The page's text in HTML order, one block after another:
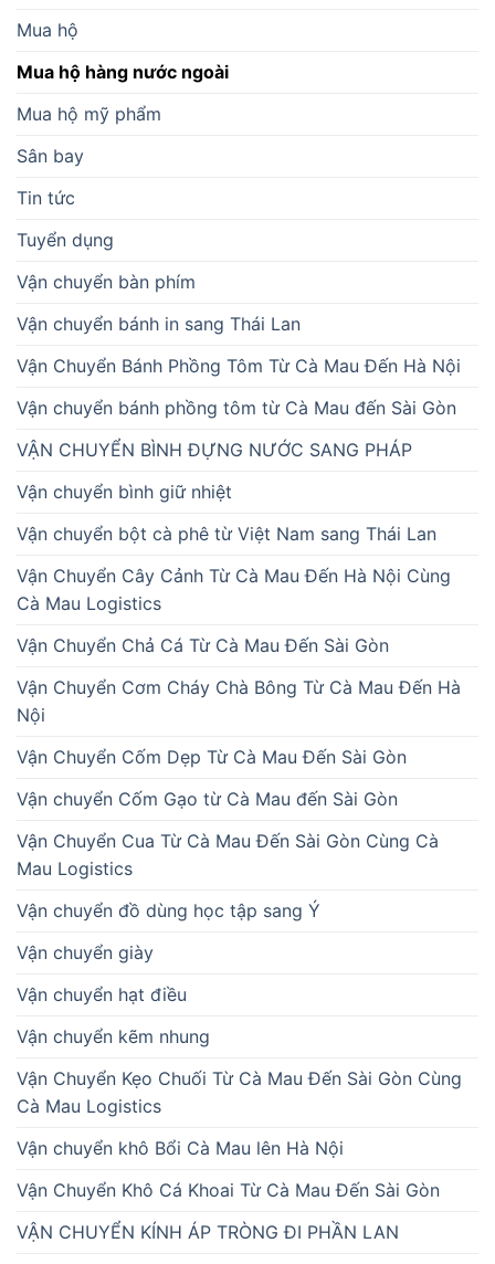
Mua hộ
Mua hộ hàng nước ngoài
Mua hộ mỹ phẩm
Sân bay
Tin tức
Tuyển dụng
Vận chuyển bàn phím
Vận chuyển bánh in sang Thái Lan
Vận Chuyển Bánh Phồng Tôm Từ Cà Mau Đến Hà Nội
Vận chuyển bánh phồng tôm từ Cà Mau đến Sài Gòn
VẬN CHUYỂN BÌNH ĐỰNG NƯỚC SANG PHÁP
Vận chuyển bình giữ nhiệt
Vận chuyển bột cà phê từ Việt Nam sang Thái Lan
Vận Chuyển Cây Cảnh Từ Cà Mau Đến Hà Nội Cùng
Cà Mau Logistics
Vận Chuyển Chả Cá Từ Cà Mau Đến Sài Gòn
Vận Chuyển Cơm Cháy Chà Bông Từ Cà Mau Đến Hà
Nội
Vận Chuyển Cốm Dẹp Từ Cà Mau Đến Sài Gòn
Vận chuyển Cốm Gạo từ Cà Mau đến Sài Gòn
Vận Chuyển Cua Từ Cà Mau Đến Sài Gòn Cùng Cà
Mau Logistics
Vận chuyển đồ dùng học tập sang Ý
Vận chuyển giày
Vận chuyển hạt điều
Vận chuyển kẽm nhung
Vận Chuyển Kẹo Chuối Từ Cà Mau Đến Sài Gòn Cùng
Cà Mau Logistics
Vận chuyển khô Bổi Cà Mau lên Hà Nội
Vận Chuyển Khô Cá Khoai Từ Cà Mau Đến Sài Gòn
VẬN CHUYỂN KÍNH ÁP TRÒNG ĐI PHẦN LAN